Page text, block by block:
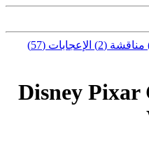
مناقشة (2)
الإعجابات (57)
Disney Pixar